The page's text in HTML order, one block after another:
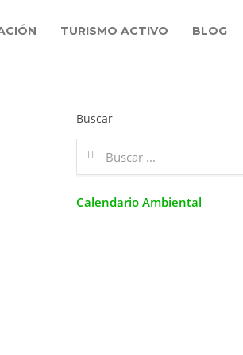
TURISMO ACTIVO BLOG
Buscar
Calendario Ambiental